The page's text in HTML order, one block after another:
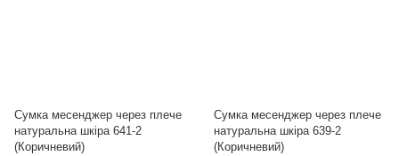
Сумка месенджер через плече
натуральна шкіра 641-2
(Коричневий)
Сумка месенджер через плече
натуральна шкіра 639-2
(Коричневий)